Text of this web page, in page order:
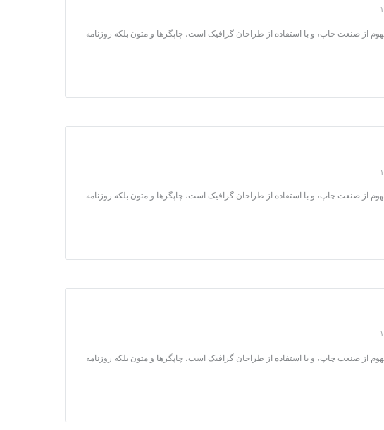
از صنعت چاپ، و با استفاده از طراحان گرافیک است، چاپگرها و متون بلکه روزنامه
از صنعت چاپ، و با استفاده از طراحان گرافیک است، چاپگرها و متون بلکه روزنامه
از صنعت چاپ، و با استفاده از طراحان گرافیک است، چاپگرها و متون بلکه روزنامه